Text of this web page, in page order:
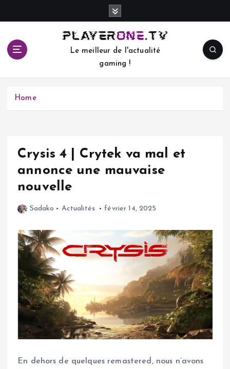
c
Le meilleur de l'actualité
gaming !
Home
Crysis 4 | Crytek va mal et
annonce une mauvaise
nouvelle
Sadako Actualités février 14, 2025
En dehors de quelques remastered, nous n’avons